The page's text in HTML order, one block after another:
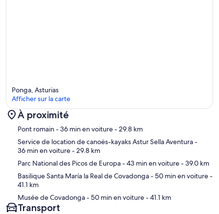
Carte
Ponga, Asturias
Afficher sur la carte
À proximité
Pont romain- 36 min en voiture- 29.8 km
Service de location de canoës-kayaks Astur Sella Aventura-
36 min en voiture- 29.8 km
Parc National des Picos de Europa- 43 min en voiture- 39.0 km
Basilique Santa María la Real de Covadonga- 50 min en voiture-
41.1 km
Musée de Covadonga- 50 min en voiture- 41.1 km
Transport